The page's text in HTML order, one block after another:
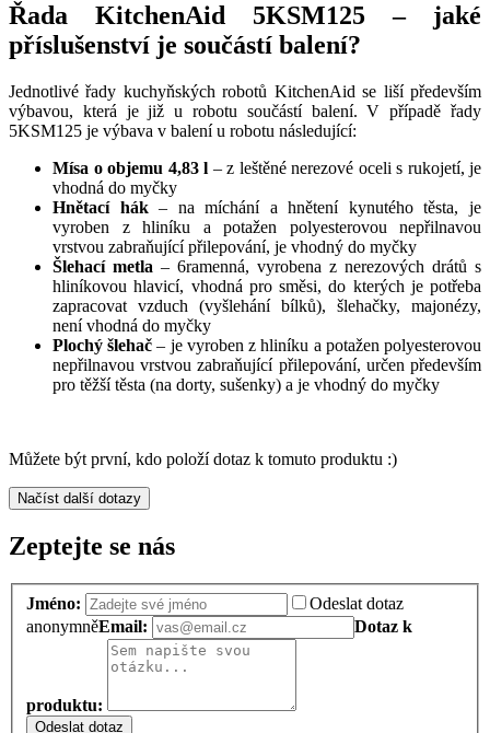
Řada KitchenAid 5KSM125 – jaké
příslušenství je součástí balení?
Jednotlivé řady kuchyňských robotů KitchenAid se liší především
výbavou, která je již u robotu součástí balení. V případě řady
5KSM125 je výbava v balení u robotu následující:
Mísa o objemu 4,83 l – z leštěné nerezové oceli s rukojetí, je
vhodná do myčky
Hnětací hák– na míchání a hnětení kynutého těsta, je
vyroben z hliníku a potažen polyesterovou nepřilnavou
vrstvou zabraňující přilepování, je vhodný do myčky
Šlehací metla – 6ramenná, vyrobena z nerezových drátů s
hliníkovou hlavicí, vhodná pro směsi, do kterých je potřeba
zapracovat vzduch (vyšlehání bílků), šlehačky, majonézy,
není vhodná do myčky
Plochý šlehač – je vyroben z hliníku a potažen polyesterovou
nepřilnavou vrstvou zabraňující přilepování, určen především
pro těžší těsta (na dorty, sušenky) a je vhodný do myčky
Můžete být první, kdo položí dotaz k tomuto produktu :)
Načíst další dotazy
Zeptejte se nás
Jméno:
Odeslat dotaz
anonymněEmail: Dotaz k
produktu:
Odeslat dotaz